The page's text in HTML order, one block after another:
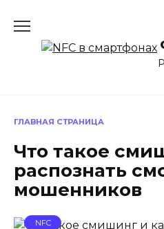
содержанию
ГЛАВНАЯ СТРАНИЦА
Что такое
распознать
мошенников
NFC